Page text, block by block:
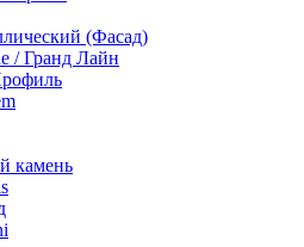
(Фасад)
/ Гранд Лайн
камень